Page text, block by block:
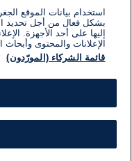
استخدام بيانات الموقع
بشكل فعال من أجل تحديد
إليها على أحد الأجهزة.
الإعلانات والمحتوى
قائمة الشركاء (المورّدون)